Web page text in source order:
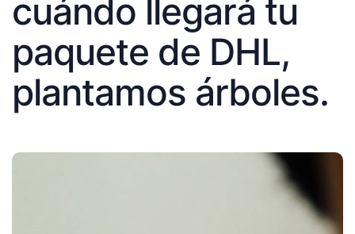
cuándo llegará tu
paquete de DHL,
plantamos árboles.